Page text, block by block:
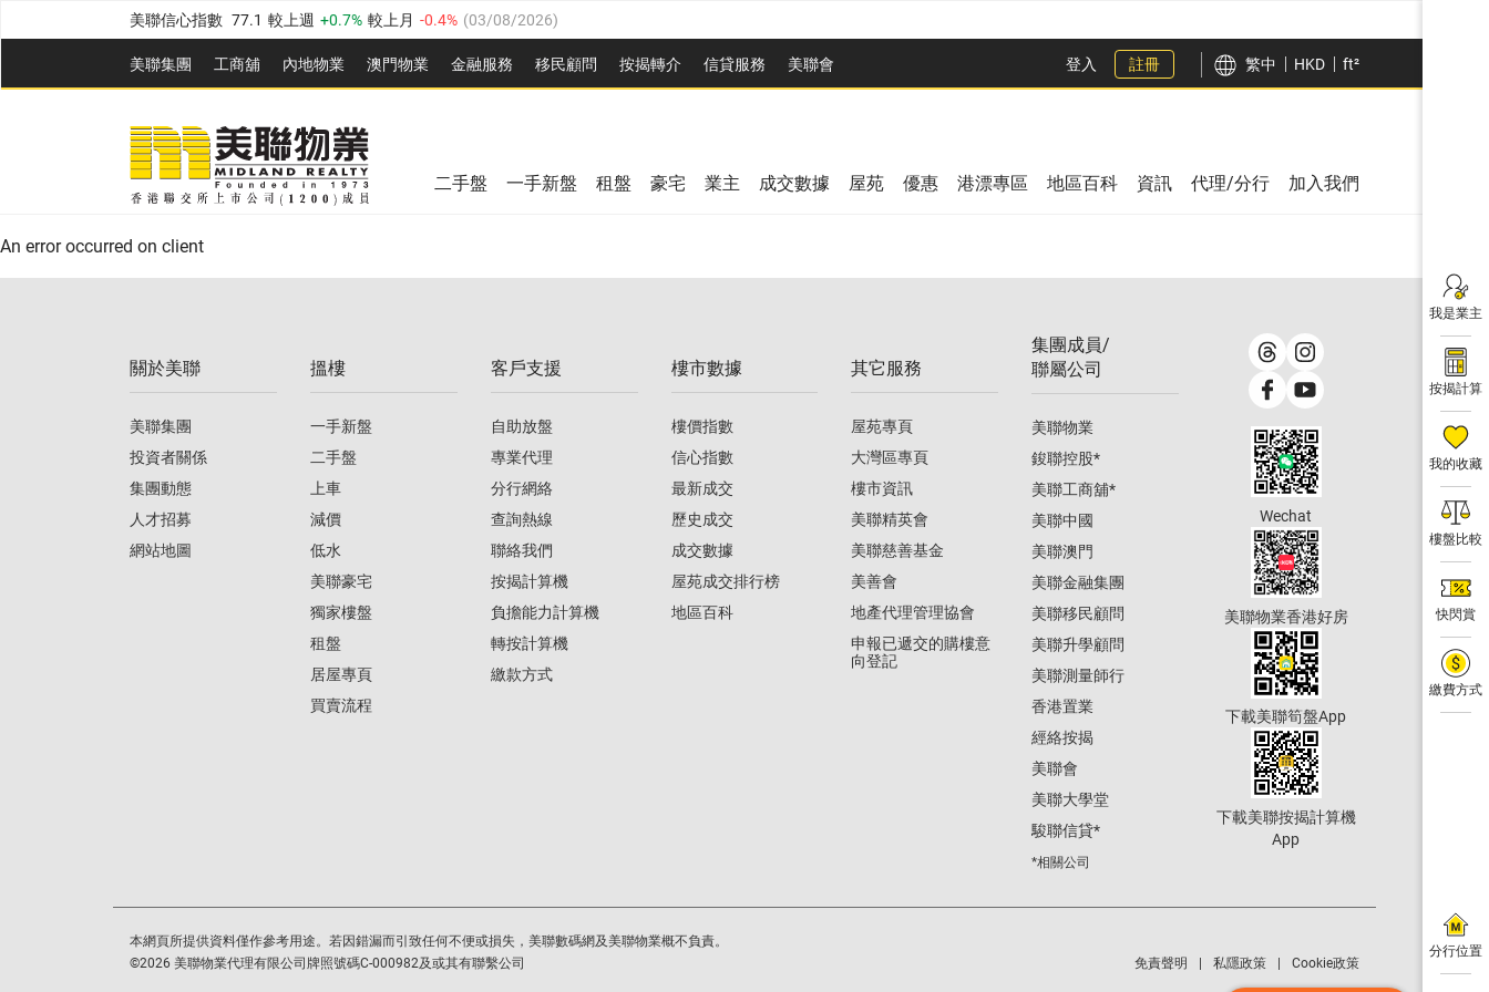
美聯信心指數 77.1 較上週 0.7% 較上月 -0.4% (03/08/2026)
全港樓價指數 149.1 較上週 0% 較上月 0.4% (03/08/2026)
港島樓價指數 157.4 較上週 -0.3% 較上月 -0.8% (03/08/2026)
九龍樓價指數 156.4 較上週 -0.1%
新界樓價指數 134.8 較上週 0.1% 0.9% 03/08/2026
美聯信心指數 77.1 較上週 0.7% 較上月
美聯集團 工商舖 內地物業 澳門物業 金融服務 移民顧問 按揭轉介 信貸服務 美聯會
全港樓價指數 149.1 較上週 0% 較上月
美聯信心指數 較上週 0.7% 03/08/2026)
登入 註冊 繁中 HKD ft²
我是業主
按揭計算
我的收藏
樓盤比較
快閃賞
繳費方式
分行位置
二手盤 一手新盤 租盤 豪宅 業主 成交數據 屋苑 優惠 港漂專區 地區百科 資訊 代理/分行 加入我們
An error occurred on client
關於美聯
美聯集團
投資者關係
集團動態
人才招募
網站地圖
搵樓
一手新盤
二手盤
上車
減價
低水
美聯豪宅
獨家樓盤
租盤
居屋專頁
買賣流程
客戶支援
自助放盤
專業代理
分行網絡
查詢熱線
聯絡我們
按揭計算機
負擔能力計算機
轉按計算機
繳款方式
樓市數據
樓價指數
信心指數
最新成交
歷史成交
成交數據
屋苑成交排行榜
地區百科
其它服務
屋苑專頁
大灣區專頁
樓市資訊
美聯精英會
美聯慈善基金
美善會
地產代理管理協會
申報已遞交的購樓意
向登記
集團成員/
聯屬公司
美聯物業
鋑聯控股*
美聯工商舖*
美聯中國
美聯澳門
美聯金融集團
美聯移民顧問
美聯升學顧問
美聯測量師行
香港置業
經絡按揭
美聯會
美聯大學堂
駿聯信貸*
*相關公司
Wechat
美聯物業香港好房
下載美聯筍盤App
下載美聯按揭計算機
App
本網頁所提供資料僅作參考用途。若因錯漏而引致任何不便或損失，美聯數碼網及美聯物業概不負責。
©2026 美聯物業代理有限公司牌照號碼C-000982及或其有聯繫公司 免責聲明 私隱政策 Cookie政策